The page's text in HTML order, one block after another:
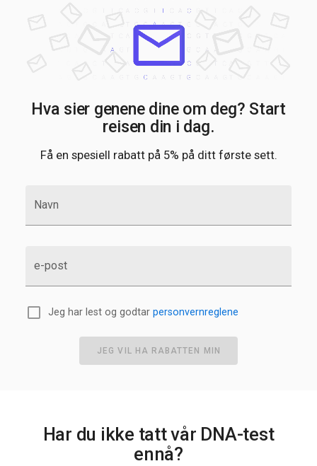
Hva sier genene dine om deg? Start
reisen din i dag.
Få en spesiell rabatt på 5% på ditt første sett.
Navn
e-post
Jeg har lest og godtar personvernreglene
JEG VIL HA RABATTEN MIN
Har du ikke tatt vår DNA-test
ennå?